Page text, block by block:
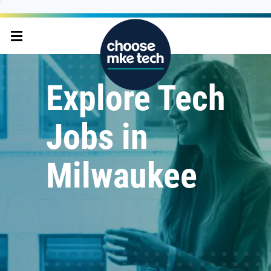
Explore Tech
Jobs in
Milwaukee